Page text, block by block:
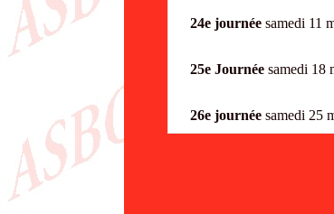
24e journée
25e Journée
26e journée